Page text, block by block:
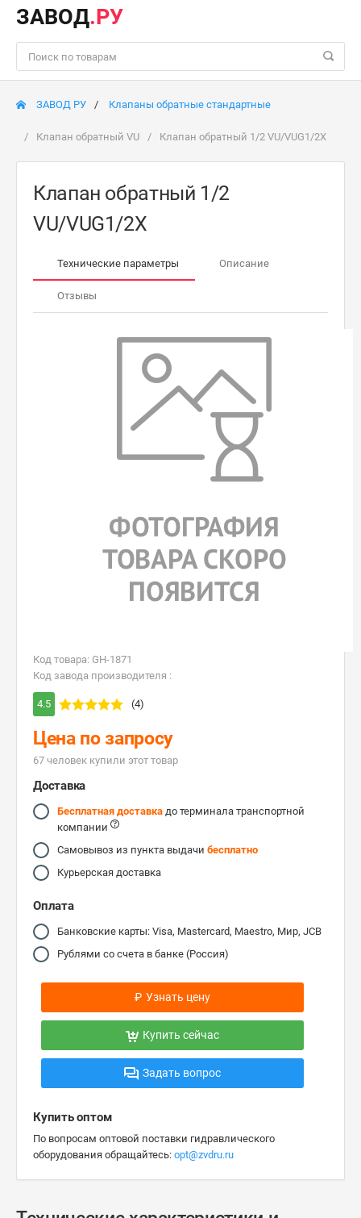
ЗАВОД.РУ
ЗАВОД РУ Клапаны обратные стандартные
Клапан обратный VU Клапан обратный 1/2 VU/VUG1/2X
Клапан обратный 1/2
VU/VUG1/2X
Технические параметры Описание
Отзывы
Код товара: GH-1871
Код завода производителя :
4.5 (4)
Цена по запросу
67 человек купили этот товар
Доставка
Бесплатная доставка до терминала транспортной
компании
Самовывоз из пункта выдачи бесплатно
Курьерская доставка
Оплата
Банковские карты: Visa, Mastercard, Maestro, Мир, JCB
Рублями со счета в банке (Россия)
₽ Узнать цену
Купить сейчас
Задать вопрос
Купить оптом
По вопросам оптовой поставки гидравлического
оборудования обращайтесь: opt@zvdru.ru